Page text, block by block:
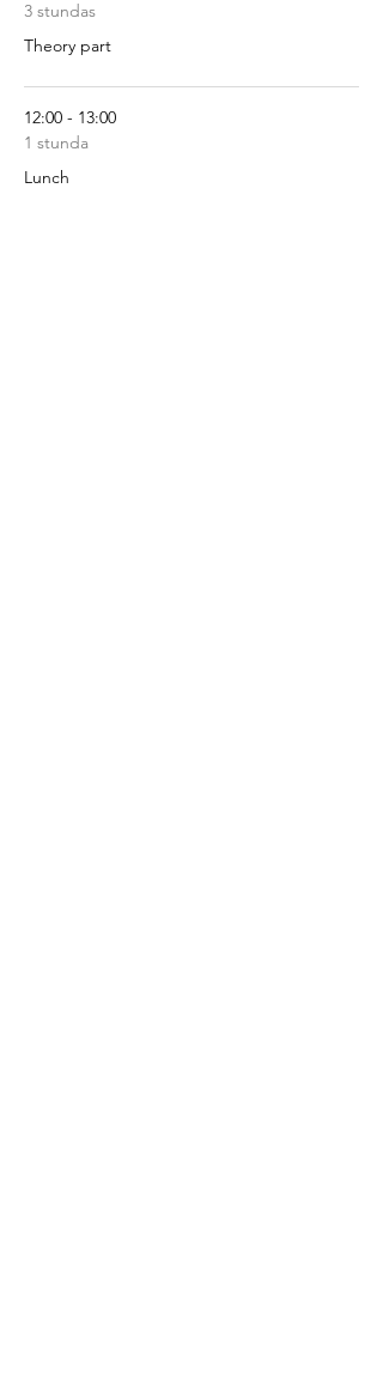
3 stundas
Theory part
12:00 - 13:00
1 stunda
Lunch